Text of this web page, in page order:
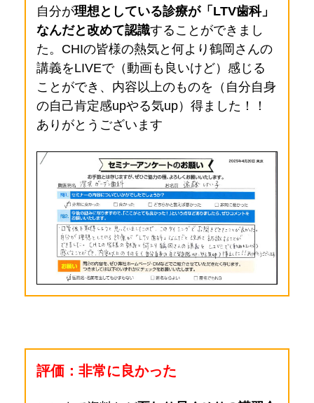
自分が理想としている診療が「LTV歯科」
なんだと改めて認識することができまし
た。CHIの皆様の熱気と何より鶴岡さんの
講義をLIVEで（動画も良いけど）感じる
ことができ、内容以上のものを（自分自身
の自己肯定感upやる気up）得ました！！
ありがとうございます
評価：非常に良かった